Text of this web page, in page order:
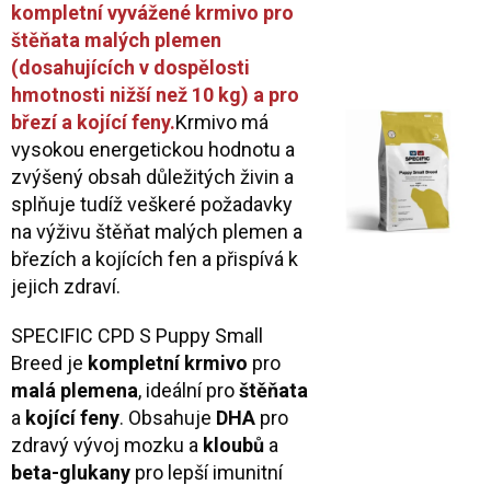
kompletní vyvážené krmivo pro
štěňata malých plemen
(dosahujících v dospělosti
hmotnosti nižší než 10 kg) a pro
březí a kojící feny.Krmivo má
vysokou energetickou hodnotu a
zvýšený obsah důležitých živin a
splňuje tudíž veškeré požadavky
na výživu štěňat malých plemen a
březích a kojících fen a přispívá k
jejich zdraví.
SPECIFIC CPD S Puppy Small
Breed je kompletní krmivo pro
malá plemena, ideální proštěňata
a kojící feny. Obsahuje DHA pro
zdravý vývoj mozku a kloubů a
beta-glukany pro lepší imunitní